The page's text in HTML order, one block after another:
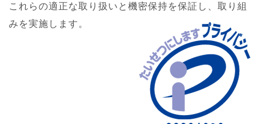
これらの適正な取り扱いと機密保持を保証し、取り組
みを実施します。